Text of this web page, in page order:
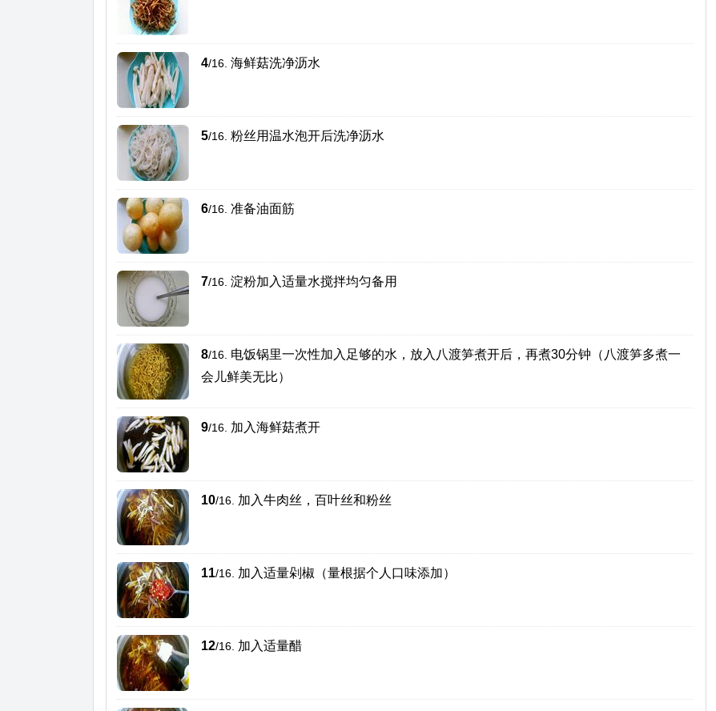
4/16. 海鲜菇洗净沥水
5/16. 粉丝用温水泡开后洗净沥水
6/16. 准备油面筋
7/16. 淀粉加入适量水搅拌均匀备用
8/16. 电饭锅里一次性加入足够的水，放入八渡笋煮开后，再煮30分钟（八渡笋多煮一
会儿鲜美无比）
9/16. 加入海鲜菇煮开
10/16. 加入牛肉丝，百叶丝和粉丝
11/16. 加入适量剁椒（量根据个人口味添加）
12/16. 加入适量醋